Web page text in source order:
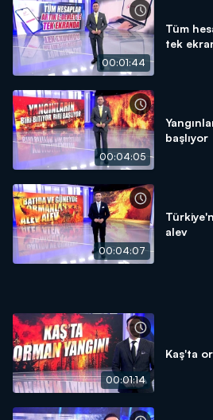
00:01:44
Tüm
tek
00:04:05
başlıyor
00:04:07
alev
00:01:14
Kaş'ta